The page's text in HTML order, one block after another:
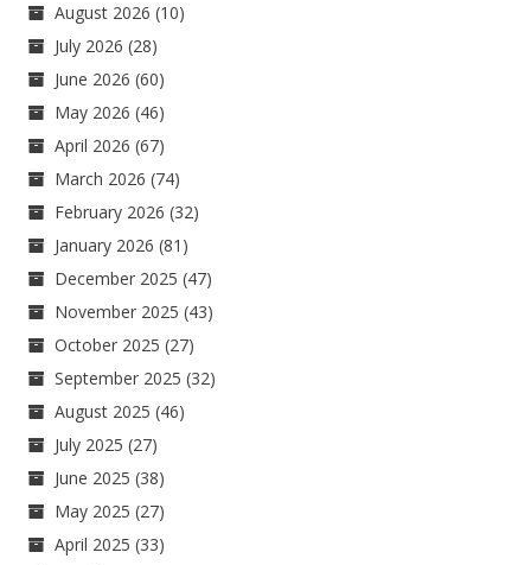
August 2026 (10)
July 2026 (28)
June 2026 (60)
May 2026 (46)
April 2026 (67)
March 2026 (74)
February 2026 (32)
January 2026 (81)
December 2025 (47)
November 2025 (43)
October 2025 (27)
September 2025 (32)
August 2025 (46)
July 2025 (27)
June 2025 (38)
May 2025 (27)
April 2025 (33)